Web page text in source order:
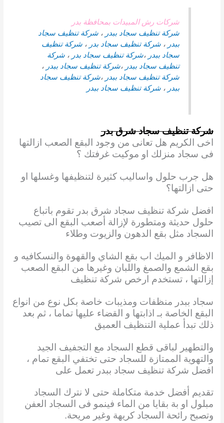
شركات رش المبيدات بمحافظة بدر
شركة تنظيف سجاد ببدر ،شركة تنظيف سجاد
ببدر،شركة تنظيف سجاد بدر ،شركة تنظيف
سجاد ببدر ،شركة تنظيف سجادبدر ،شركة
تنظيف سجاد ببدر ،شركة تنظيف سجاد ببدر ،
شركة تنظيف سجاد ببدر ،شركة تنظيف سجاد
ببدر ،شركة تنظيف سجاد ببدر
شركة تنظيف سجاد شرق بدر
اخى الكريم هل تعانى من وجود البقع الصعب ازالتها
فى سجاد منزلك او موكيت غرفتك ؟
هل جرب حلول واساليب كثيرة لتنظيفها وغسلها او
حتى ازالتها؟
افضل شركة تنظيف سجاد شرق بدر تقوم باتباع
حلول حديثة ومتطورة لإزالة أصعب البقع الى تصيب
السجاد مثل بقع الدهون والزيوت وطلاء
الاظافر و الميك اب بقع الشاي والقهوة والنسكافيه و
بقع الشمع والصمغ واللبان وغيرها من البقع الصعب
إزالتها ، تستخدم ارخص شركة تنظيف
سجاد ببدر منظفات ومذيبات خاصة بكل نوع من انواع
البقع الخاصة بـ اذابتها و القضاء عليها تماما ، ثم بعد
ذلك تبدأ عملية التنظيف العميق
والتطهير لباقى قطع السجاد مع التجفيف الجيد
والتهوية الممتازة للسجاد حتى تختفي البقع تمام ،
افضل شركة تنظيف سجاد ببدر تعمل على
تقديم أفضل خدمة متكاملة حتى لا نترك السجاد
مبلول او بة بقايا من الماء فينمو فى السجاد العفن
وتصبح رائحة السجاد كريهة وغير مريحة.